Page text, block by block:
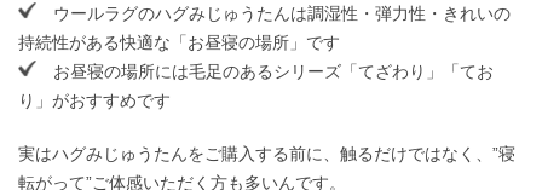
ウールラグのハグみじゅうたんは調湿性・弾力性・きれいの
持続性がある快適な「お昼寝の場所」です
お昼寝の場所には毛足のあるシリーズ「てざわり」「てお
り」がおすすめです
実はハグみじゅうたんをご購入する前に、触るだけではなく、”寝
転がって”ご体感いただく方も多いんです。